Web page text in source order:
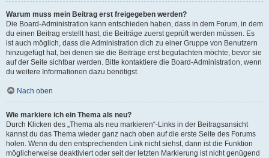
Warum muss mein Beitrag erst freigegeben werden?
Die Board-Administration kann entschieden haben, dass in dem Forum, in dem
du einen Beitrag erstellt hast, die Beiträge zuerst geprüft werden müssen. Es
ist auch möglich, dass die Administration dich zu einer Gruppe von Benutzern
hinzugefügt hat, bei denen sie die Beiträge erst begutachten möchte, bevor sie
auf der Seite sichtbar werden. Bitte kontaktiere die Board-Administration, wenn
du weitere Informationen dazu benötigst.
Nach oben
Wie markiere ich ein Thema als neu?
Durch Klicken des „Thema als neu markieren“-Links in der Beitragsansicht
kannst du das Thema wieder ganz nach oben auf die erste Seite des Forums
holen. Wenn du den entsprechenden Link nicht siehst, dann ist die Funktion
möglicherweise deaktiviert oder seit der letzten Markierung ist nicht genügend